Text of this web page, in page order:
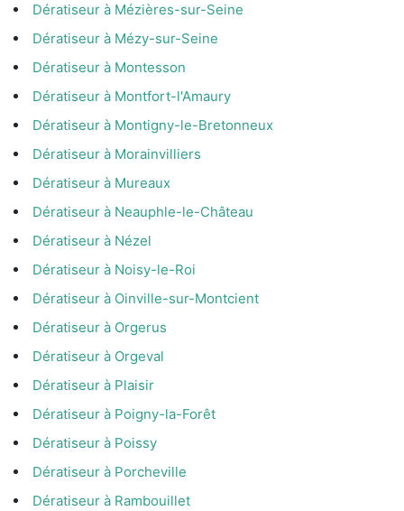
Dératiseur à Mézières-sur-Seine
Dératiseur à Mézy-sur-Seine
Dératiseur à Montesson
Dératiseur à Montfort-l'Amaury
Dératiseur à Montigny-le-Bretonneux
Dératiseur à Morainvilliers
Dératiseur à Mureaux
Dératiseur à Neauphle-le-Château
Dératiseur à Nézel
Dératiseur à Noisy-le-Roi
Dératiseur à Oinville-sur-Montcient
Dératiseur à Orgerus
Dératiseur à Orgeval
Dératiseur à Plaisir
Dératiseur à Poigny-la-Forêt
Dératiseur à Poissy
Dératiseur à Porcheville
Dératiseur à Rambouillet